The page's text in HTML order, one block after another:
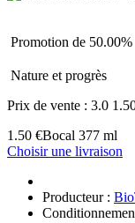
Promotion de 50.00%
Nature et progrès
Prix de vente : 3.0
1.50 €Bocal 377 ml
Choisir une livraison
Producteur :